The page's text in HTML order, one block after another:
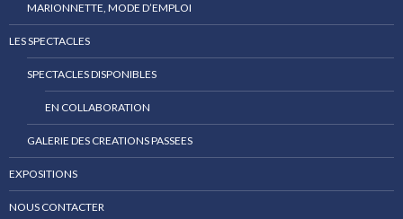
MARIONNETTE, MODE D’EMPLOI
LES SPECTACLES
SPECTACLES DISPONIBLES
EN COLLABORATION
GALERIE DES CREATIONS PASSEES
EXPOSITIONS
NOUS CONTACTER